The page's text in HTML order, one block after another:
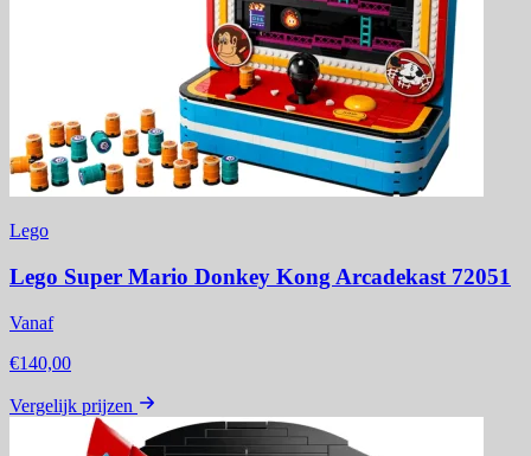
Lego
Lego Super Mario Donkey Kong Arcadekast 72051
Vanaf
€140,00
Vergelijk prijzen